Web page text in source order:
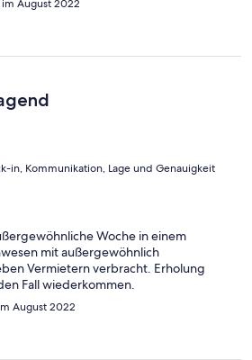
ohne Einschränkung empfehlen.
August 2022
in, Kommunikation, Lage und Genauigkeit
Woche in einem
mit außergewöhnlich
Vermietern verbracht. Erholung
Fall wiederkommen.
August 2022